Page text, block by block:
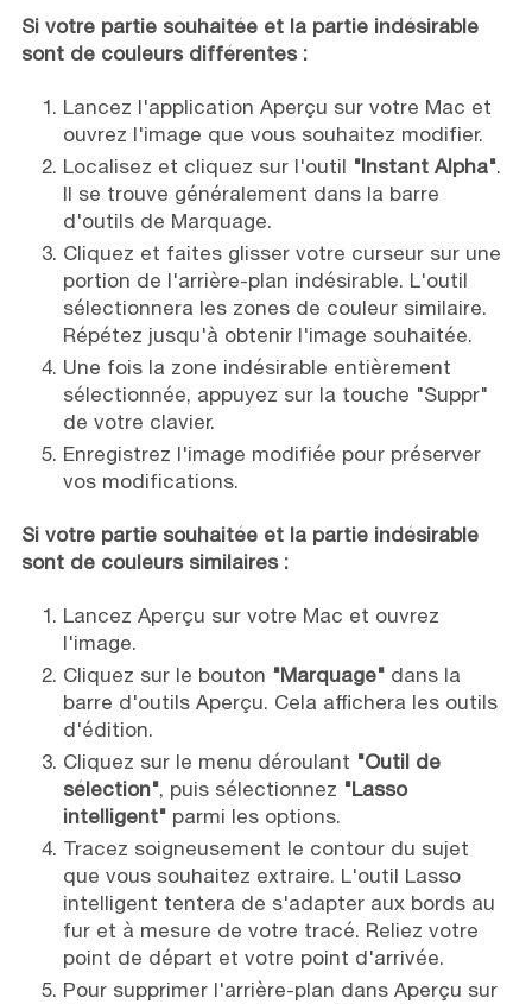
Si votre partie souhaitée et la partie indésirable
sont de couleurs différentes :
Lancez l'application Aperçu sur votre Mac et
ouvrez l'image que vous souhaitez modifier.
Localisez et cliquez sur l'outil "Instant Alpha".
Il se trouve généralement dans la barre
d'outils de Marquage.
Cliquez et faites glisser votre curseur sur une
portion de l'arrière-plan indésirable. L'outil
sélectionnera les zones de couleur similaire.
Répétez jusqu'à obtenir l'image souhaitée.
Une fois la zone indésirable entièrement
sélectionnée, appuyez sur la touche "Suppr"
de votre clavier.
Enregistrez l'image modifiée pour préserver
vos modifications.
Si votre partie souhaitée et la partie indésirable
sont de couleurs similaires :
Lancez Aperçu sur votre Mac et ouvrez
l'image.
Cliquez sur le bouton "Marquage"dans la
barre d'outils Aperçu. Cela affichera les outils
d'édition.
Cliquez sur le menu déroulant "Outil de
sélection", puis sélectionnez "Lasso
intelligent"parmi les options.
Tracez soigneusement le contour du sujet
que vous souhaitez extraire. L'outil Lasso
intelligent tentera de s'adapter aux bords au
fur et à mesure de votre tracé. Reliez votre
point de départ et votre point d'arrivée.
Pour supprimer l'arrière-plan dans Aperçu sur